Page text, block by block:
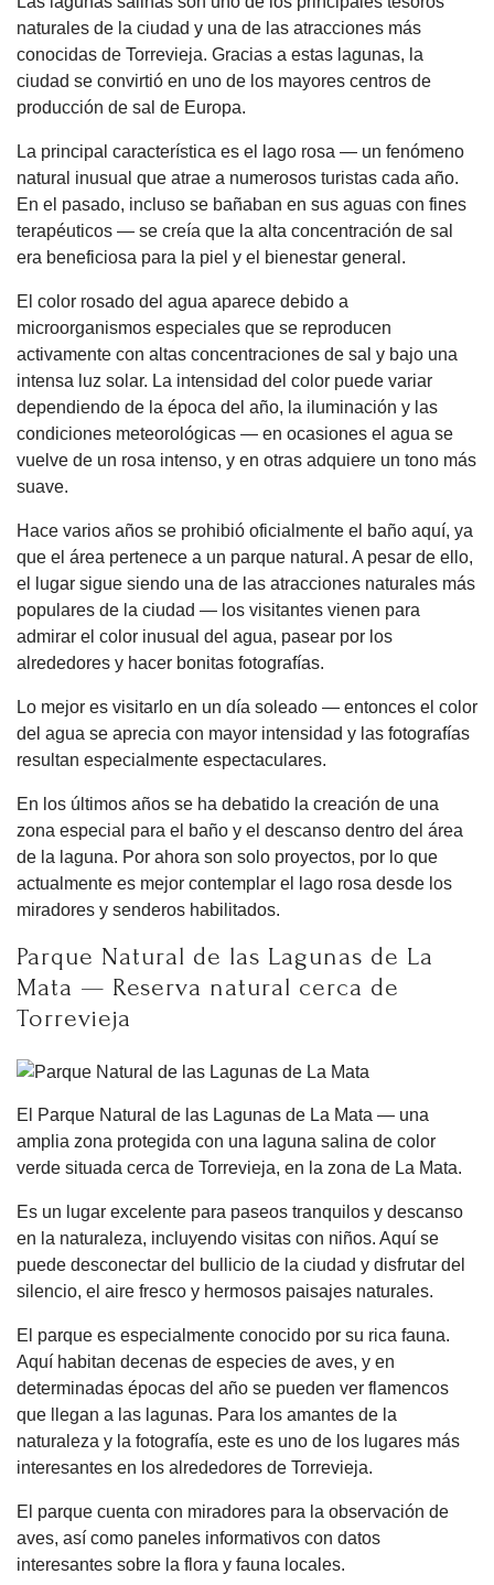
naturales de la ciudad y una de las atracciones más
conocidas de Torrevieja. Gracias a estas lagunas, la
ciudad se convirtió en uno de los mayores centros de
producción de sal de Europa.
La principal característica es el lago rosa — un fenómeno
natural inusual que atrae a numerosos turistas cada año.
En el pasado, incluso se bañaban en sus aguas con fines
terapéuticos — se creía que la alta concentración de sal
era beneficiosa para la piel y el bienestar general.
El color rosado del agua aparece debido a
microorganismos especiales que se reproducen
activamente con altas concentraciones de sal y bajo una
intensa luz solar. La intensidad del color puede variar
dependiendo de la época del año, la iluminación y las
condiciones meteorológicas — en ocasiones el agua se
vuelve de un rosa intenso, y en otras adquiere un tono más
suave.
Hace varios años se prohibió oficialmente el baño aquí, ya
que el área pertenece a un parque natural. A pesar de ello,
el lugar sigue siendo una de las atracciones naturales más
populares de la ciudad — los visitantes vienen para
admirar el color inusual del agua, pasear por los
alrededores y hacer bonitas fotografías.
Lo mejor es visitarlo en un día soleado — entonces el color
del agua se aprecia con mayor intensidad y las fotografías
resultan especialmente espectaculares.
En los últimos años se ha debatido la creación de una
zona especial para el baño y el descanso dentro del área
de la laguna. Por ahora son solo proyectos, por lo que
actualmente es mejor contemplar el lago rosa desde los
miradores y senderos habilitados.
Parque Natural de las Lagunas de La
Mata — Reserva natural cerca de
Torrevieja
El Parque Natural de las Lagunas de La Mata — una
amplia zona protegida con una laguna salina de color
verde situada cerca de Torrevieja, en la zona de La Mata.
Es un lugar excelente para paseos tranquilos y descanso
en la naturaleza, incluyendo visitas con niños. Aquí se
puede desconectar del bullicio de la ciudad y disfrutar del
silencio, el aire fresco y hermosos paisajes naturales.
El parque es especialmente conocido por su rica fauna.
Aquí habitan decenas de especies de aves, y en
determinadas épocas del año se pueden ver flamencos
que llegan a las lagunas. Para los amantes de la
naturaleza y la fotografía, este es uno de los lugares más
interesantes en los alrededores de Torrevieja.
El parque cuenta con miradores para la observación de
aves, así como paneles informativos con datos
interesantes sobre la flora y fauna locales.